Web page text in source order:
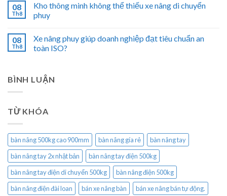
08
Th8
Kho thông minh không thể thiếu xe nâng di chuyển
phuy
08
Th8
Xe nâng phuy giúp doanh nghiệp đạt tiêu chuẩn an
toàn ISO?
BÌNH LUẬN
TỪ KHÓA
bàn nâng 500kg cao 900mm bàn nâng gía rẻ
bàn nâng tay
bàn nâng tay 2x nhật bản
bàn nâng tay điện 500kg
bàn nâng tay điện di chuyển 500kg
bàn nâng điện 500kg
bàn nâng điện đài loan
bán xe nâng bàn bán xe nâng bán tự động.